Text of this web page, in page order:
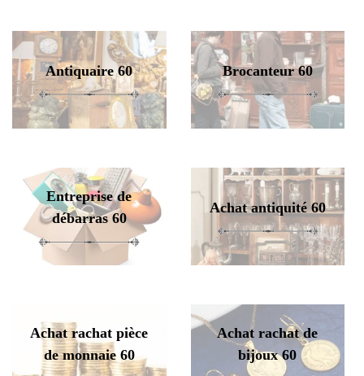
Antiquaire 60 Brocanteur 60
Entreprise de
débarras 60
Achat antiquité 60
Achat rachat pièce
de monnaie 60
Achat rachat de
bijoux 60